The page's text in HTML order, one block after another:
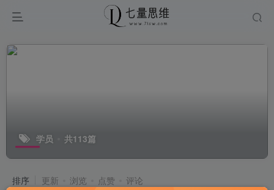
学员 共113篇
排序 更新 浏览 点赞 评论